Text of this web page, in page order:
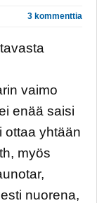
3 kommenttia
vaimo
enää saisi
ottaa yhtään
myös
nuorena,